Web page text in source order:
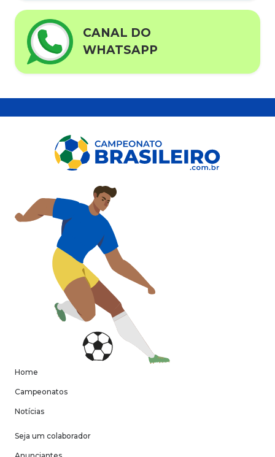
CANAL DO
WHATSAPP
Home
Campeonatos
Notícias
Seja um colaborador